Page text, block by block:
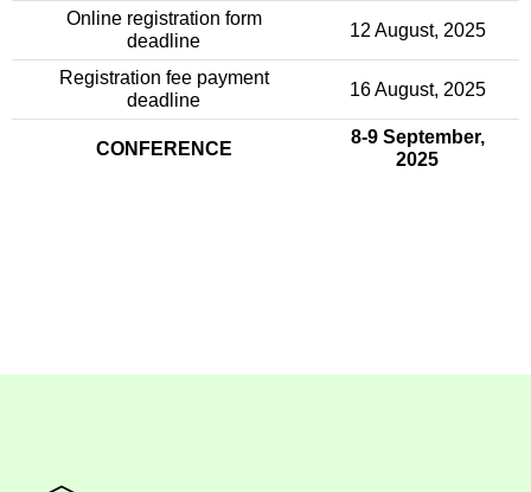
Online registration form
deadline
12 August, 2025
Registration fee payment
deadline
16 August, 2025
CONFERENCE
8-9 September,
2025